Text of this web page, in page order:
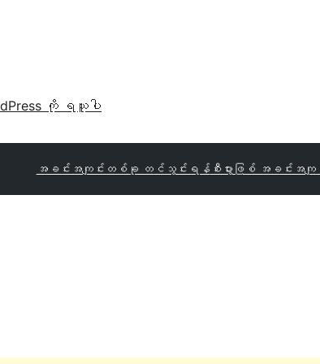
ကို ရယူပါ
အခင်းအကျင်းတစ်ခု တင်သွင်းရန်စီးပွားဖြစ် အခင်းအကျ